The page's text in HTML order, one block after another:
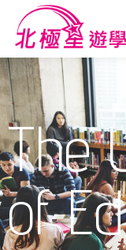
The
of